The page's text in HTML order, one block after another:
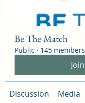
Be The Match
Public · 145 members
Join
Discussion Media